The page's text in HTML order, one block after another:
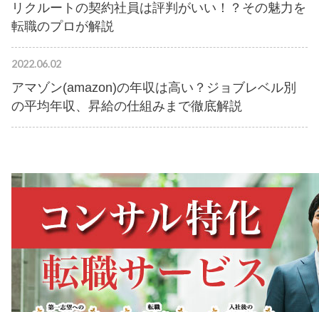
リクルートの契約社員は評判がいい！？その魅力を
転職のプロが解説
2022.06.02
アマゾン(amazon)の年収は高い？ジョブレベル別
の平均年収、昇給の仕組みまで徹底解説